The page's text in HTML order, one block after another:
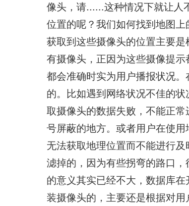
像头，请......这种情况下就让人
位置的呢？我们如何找到地图
获取到这些摄像头的位置主要
有摄像头，正因为这些摄像提
都会准确时实为用户播报状况
的。比如遇到网络状况不佳的
取摄像头的数据失败，不能正
号屏蔽的地方。或者用户在使
无法获取地理位置而不能进行
滤掉的，因为有些拐弯的路口
的意义其实已经不大，数据库
装摄像头的，主要还是根据对用